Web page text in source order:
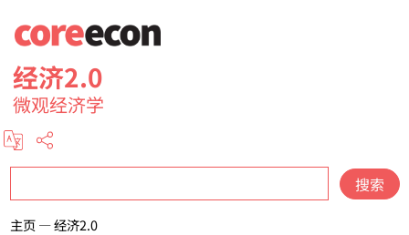
经济2.0
微观经济学
搜
主页 — 经济2.0